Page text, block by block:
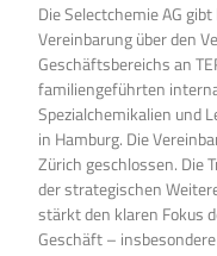
Die Selectchemie AG
Vereinbarung über den
Geschäftsbereichs an
familiengeführten
Spezialchemikalien und
in Hamburg. Die
Zürich geschlossen. Die
der strategischen
stärkt den klaren Fokus
Geschäft –